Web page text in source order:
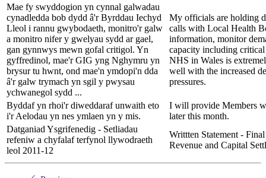
Mae fy swyddogion yn cynnal galwadau
cynadledda bob dydd â'r Byrddau Iechyd
Lleol i rannu gwybodaeth, monitro'r galw
a monitro nifer y gwelyau sydd ar gael,
gan gynnwys mewn gofal critigol. Yn
gyffredinol, mae'r GIG yng Nghymru yn
brysur tu hwnt, ond mae'n ymdopi'n dda
â'r galw trymach yn sgil y pwysau
ychwanegol sydd ...
My officials are holding
calls with Local Health
information, monitor
capacity including
NHS in Wales is
well with the increased
pressures.
Byddaf yn rhoi'r diweddaraf unwaith eto
i'r Aelodau yn nes ymlaen yn y mis.
I will provide Members
later this month.
Datganiad Ysgrifenedig - Setliadau
refeniw a chyfalaf terfynol llywodraeth
leol 2011-12
Writtten Statement -
Revenue and Capital